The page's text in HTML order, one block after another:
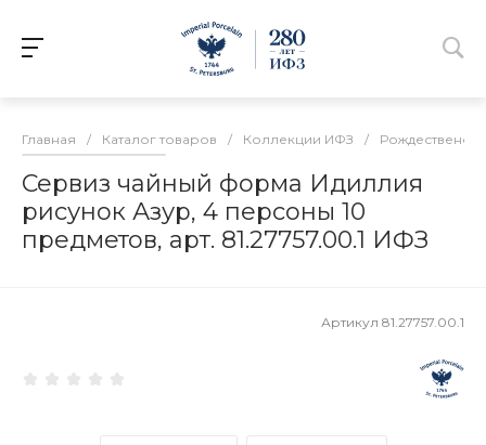
Главная / Каталог товаров / Коллекции ИФЗ /
Сервиз чайный форма Идиллия
рисунок Азур, 4 персоны 10
предметов, арт. 81.27757.00.1 ИФЗ
Артикул 81.27757.00.1